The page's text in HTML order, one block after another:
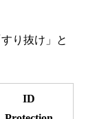
り抜け」と
ID